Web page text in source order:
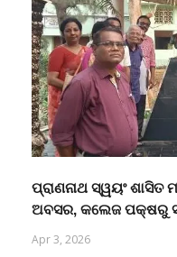
ପ୍ରାଣନାଥ ସ୍ୱୟଂ
ଅବସର, କଲେଜ ପକ୍ଷରୁ
Apr 3, 2026